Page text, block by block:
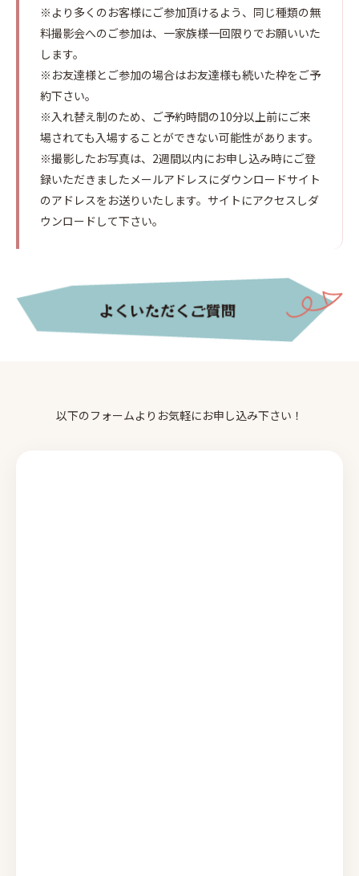
※より多くのお客様にご参加頂けるよう、同じ種類の無
料撮影会へのご参加は、一家族様一回限りでお願いいた
します。
※お友達様とご参加の場合はお友達様も続いた枠をご予
約下さい。
※入れ替え制のため、ご予約時間の10分以上前にご来
場されても入場することができない可能性があります。
※撮影したお写真は、2週間以内にお申し込み時にご登
録いただきましたメールアドレスにダウンロードサイト
のアドレスをお送りいたします。サイトにアクセスしダ
ウンロードして下さい。
以下のフォームよりお気軽にお申し込み下さい！